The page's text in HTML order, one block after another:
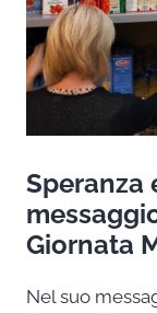
Speranza
Giornata
Nel suo